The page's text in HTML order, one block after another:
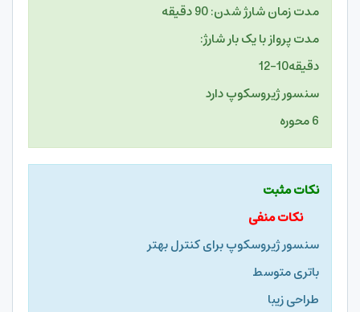
مدت زمان شارژ شدن: 90 دقیقه
مدت پرواز با یک بار شارژ:
دقیقه10-12
سنسور ژیروسکوپ دارد
6 محوره
نکات مثبت
نکات منفی
سنسور ژیروسکوپ برای کنترل بهتر
باتری متوسط
طراحی زیبا